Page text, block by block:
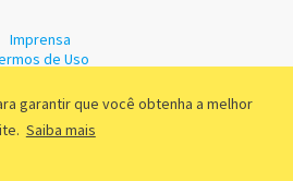
garantir que você obtenha a melhor
Saiba mais
Imprensa
de Uso
CNPJ 55.744.877/0001-89 - Rua Dr.